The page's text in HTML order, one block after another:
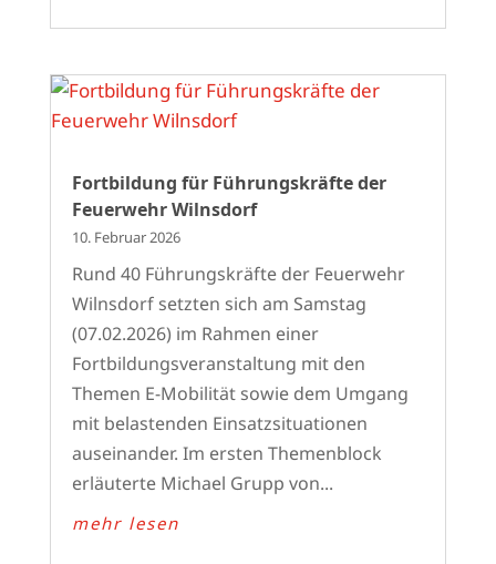
Fortbildung für Führungskräfte der
Feuerwehr Wilnsdorf
10. Februar 2026
Rund 40 Führungskräfte der Feuerwehr
Wilnsdorf setzten sich am Samstag
(07.02.2026) im Rahmen einer
Fortbildungsveranstaltung mit den
Themen E-Mobilität sowie dem Umgang
mit belastenden Einsatzsituationen
auseinander. Im ersten Themenblock
erläuterte Michael Grupp von...
mehr lesen